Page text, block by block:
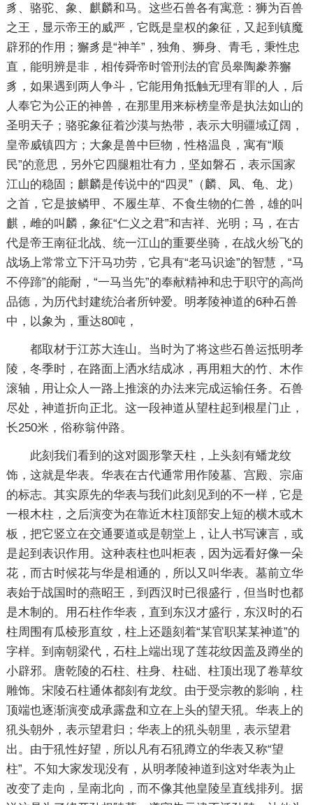
豸、骆驼、象、麒麟和马。这些石兽各有寓意：狮为百兽
之王，显示帝王的威严，它既是皇权的象征，又起到镇魔
辟邪的作用；獬豸是“神羊”，独角、狮身、青毛，秉性忠
直，能明辨是非，相传舜帝时管刑法的官员皋陶豢养獬
豸，如果遇到两人争斗，它能用角抵触无理有罪的人，后
人奉它为公正的神兽，在那里用来标榜皇帝是执法如山的
圣明天子；骆驼象征着沙漠与热带，表示大明疆域辽阔，
皇帝威镇四方；大象是兽中巨物，性格温良，寓有“顺
民”的意思，另外它四腿粗壮有力，坚如磐石，表示国家
江山的稳固；麒麟是传说中的“四灵”（麟、凤、龟、龙）
之首，它是披鳞甲、不履生草、不食生物的仁兽，雄的叫
麒，雌的叫麟，象征“仁义之君”和吉祥、光明；马，在古
代是帝王南征北战、统一江山的重要坐骑，在战火纷飞的
战场上常常立下汗马功劳，它具有“老马识途”的智慧，“马
不停蹄”的能耐，“一马当先”的奉献精神和忠于职守的高尚
品德，为历代封建统治者所钟爱。明孝陵神道的6种石兽
中，以象为，重达80吨，
都取材于江苏大连山。当时为了将这些石兽运抵明孝
陵，冬季时，在路面上洒水结成冰，再用粗大的竹、木作
滚轴，用让众人一路上推滚的办法来完成运输任务。石兽
尽处，神道折向正北。这一段神道从望柱起到根星门止，
长250米，俗称翁仲路。
此刻我们看到的这对圆形擎天柱，上头刻有蟠龙纹
饰，这就是华表。华表在古代通常用作陵墓、宫殿、宗庙
的标志。其实原先的华表与我们此刻见到的不一样，它是
一根木柱，之后演变为在靠近木柱顶部安上短的横木或木
板，把它竖立在交通要道或是朝堂上，让人书写谏言，或
是起到表识作用。这种表柱也叫柜表，因为远看好像一朵
花，而古时候花与华是相通的，所以又叫华表。墓前立华
表始于战国时的燕昭王，到西汉时已很盛行，但当时也都
是木制的。用石柱作华表，直到东汉才盛行，东汉时的石
柱周围有瓜棱形直纹，柱上还题刻着“某官职某某神道”的
字样。到南朝梁代，石柱上端出现了莲花纹因盖及蹲坐的
小辟邪。唐乾陵的石柱、柱身、柱础、柱顶出现了卷草纹
雕饰。宋陵石柱通体都刻有龙纹。由于受宗教的影响，柱
顶端也逐渐演变成承露盘和立在上头的望天犼。华表上的
犼头朝外，表示望君归；华表上的犼头朝里，表示望君
出。由于犼性好望，所以凡有石犼蹲立的华表又称“望
柱”。不知大家发现没有，从明孝陵神道到这对华表为止
改变了走向，呈南北向，而不像其他皇陵呈直线排列。据